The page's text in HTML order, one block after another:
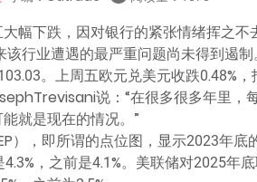
幅下跌，因对银行的紧张情绪挥之
行业遭遇的最严重问题尚未得到遏制。
。上周五欧元兑美元收跌0.48%，
说：“在很多很多年里，
就是现在的情况。”
），即所谓的点位图，显示2023年
，之前是4.1%。美联储对2025年